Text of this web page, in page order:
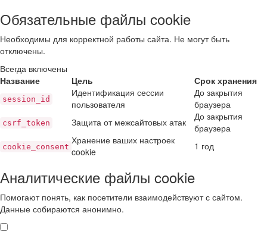
Обязательные файлы cookie
Необходимы для корректной работы сайта. Не могут быть
отключены.
Всегда включены
Название
Цель Срок хранения
session_id
Идентификация сессии
пользователя
До закрытия
браузера
csrf_token Защита от межсайтовых атак
До закрытия
браузера
cookie_consent
Хранение ваших настроек
cookie
1 год
Аналитические файлы cookie
Помогают понять, как посетители взаимодействуют с сайтом.
Данные собираются анонимно.